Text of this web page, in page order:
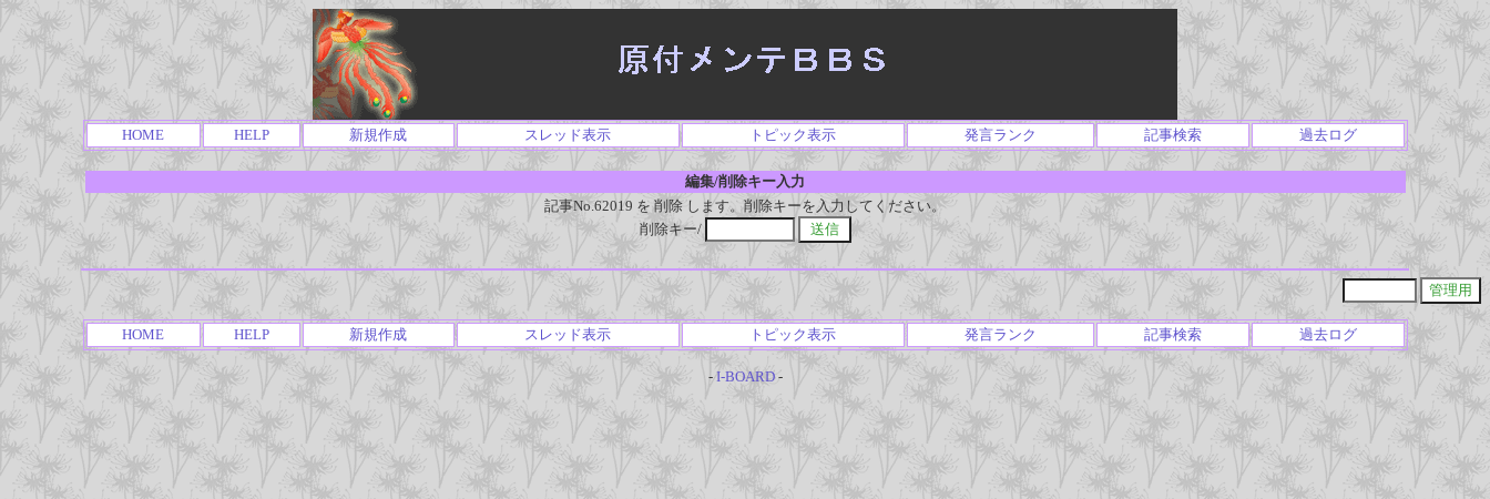
HOME HELP 新規作成 スレッド表示 トピック表示 発言ランク 記事検索 過去ログ
編集/削除キー入力
記事No.62019 を 削除 します。削除キーを入力してください。
削除キー/
HOME HELP 新規作成 スレッド表示 トピック表示 発言ランク 記事検索 過去ログ
- I-BOARD-